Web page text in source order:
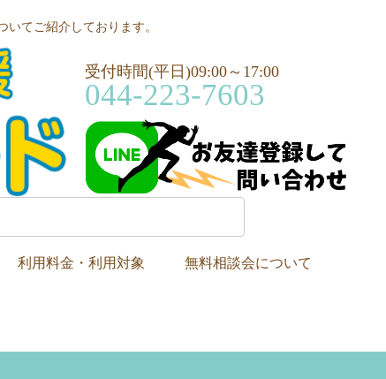
てご紹介しております。
受付時間(平日)09:00～17:00
044-223-7603
利用料金・利用対象 無料相談会について